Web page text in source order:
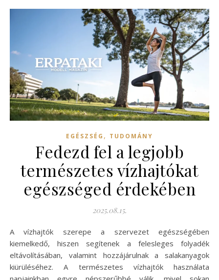
EGÉSZSÉG , TUDOMÁNY
Fedezd fel a legjobb
természetes vízhajtókat
egészséged érdekében
2025.08.15.
A vízhajtók szerepe a szervezet egészségében
kiemelkedő, hiszen segítenek a felesleges folyadék
eltávolításában, valamint hozzájárulnak a salakanyagok
kiürüléséhez. A természetes vízhajtók használata